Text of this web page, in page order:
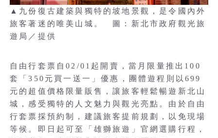
▲九份復古建築與獨特的坡地景觀，是令國內外
旅客著迷的唯美山城。 圖：新北市政府觀光旅
遊局／提供
自由行套票自02/01起開賣，當月限量推出100
套「350元買一送一」優惠，團體遊程則以699
元的超值價格限量販售，讓旅客輕鬆暢遊新北山
城，感受獨特的人文魅力與觀光亮點。由於自由
行套票採預約制，建議旅客提前規劃，以免現場
等候。即日起可至「雄獅旅遊」官網選購行程，